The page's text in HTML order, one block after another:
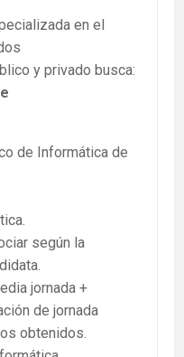
en el
y privado busca:
de Informática de
según la
jornada +
de jornada
obtenidos.